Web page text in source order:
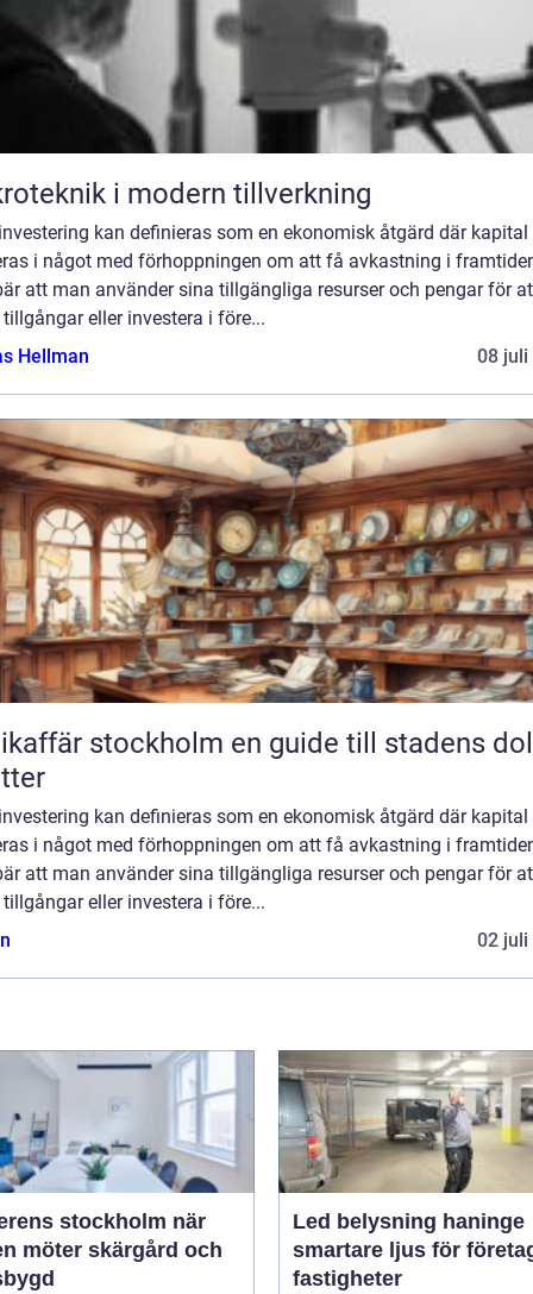
i modern tillverkning
kan definieras som en ekonomisk åtgärd där kapital
i något med förhoppningen om att få avkastning i
att man använder sina tillgängliga resurser och pengar för
eller investera i före...
Hellman
08 juli
stockholm en guide till stadens dolda
kan definieras som en ekonomisk åtgärd där kapital
i något med förhoppningen om att få avkastning i
att man använder sina tillgängliga resurser och pengar för
eller investera i före...
02 juli
stockholm när
möter skärgård och
Led belysning haninge
smartare ljus för
fastigheter